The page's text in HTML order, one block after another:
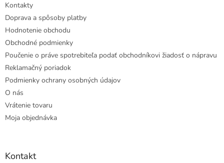
Kontakty
Doprava a spôsoby platby
Hodnotenie obchodu
Obchodné podmienky
Poučenie o práve spotrebiteľa podať obchodníkovi žiadosť o nápravu
Reklamačný poriadok
Podmienky ochrany osobných údajov
O nás
Vrátenie tovaru
Moja objednávka
Kontakt